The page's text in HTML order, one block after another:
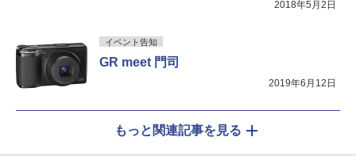
2018年5月2日
イベント告知
GR meet 門司
2019年6月12日
もっと関連記事を見る